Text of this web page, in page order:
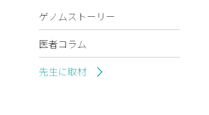
ゲノムストーリー
医者コラム
先生に取材